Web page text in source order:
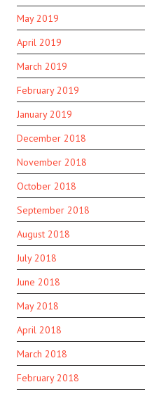
May 2019
April 2019
March 2019
February 2019
January 2019
December 2018
November 2018
October 2018
September 2018
August 2018
July 2018
June 2018
May 2018
April 2018
March 2018
February 2018